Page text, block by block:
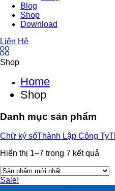
Blog
Shop
Download
Liên Hệ
Shop
Home
Shop
Danh mục sản phẩm
Chữ ký sốThành Lập Công Ty
Hiển thị 1–7 trong 7 kết quả
Sale!